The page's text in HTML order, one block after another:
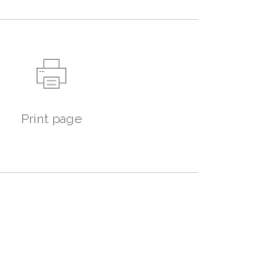
Print page